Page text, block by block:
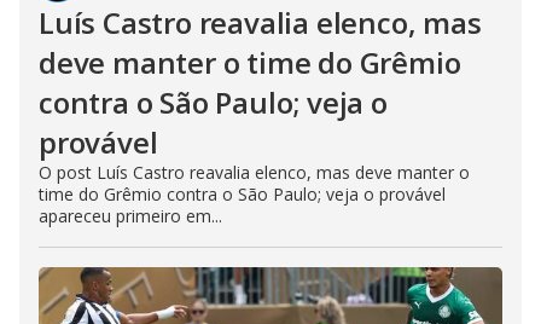
Luís Castro reavalia elenco, mas
deve manter o time do Grêmio
contra o São Paulo; veja o
provável
O post Luís Castro reavalia elenco, mas deve manter o
time do Grêmio contra o São Paulo; veja o provável
apareceu primeiro em...